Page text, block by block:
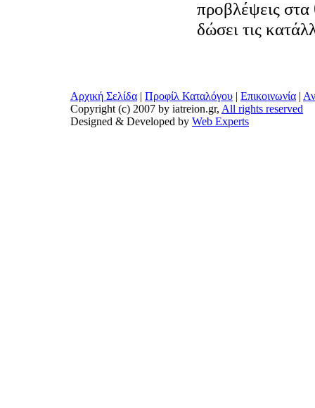
προβλέψεις
δώσει τις
Αρχική Σελίδα | Προφίλ Καταλόγου | Επικοινωνία |
Copyright (c) 2007 by iatreion.gr, All rights reserved
Designed & Developed by Web Experts